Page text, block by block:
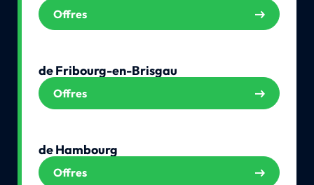
Offres
de Fribourg-en-Brisgau
Offres
de Hambourg
Offres